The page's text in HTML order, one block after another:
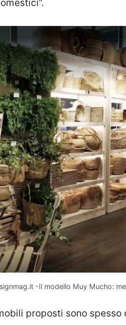
-Il modello Muy Mucho:
proposti sono